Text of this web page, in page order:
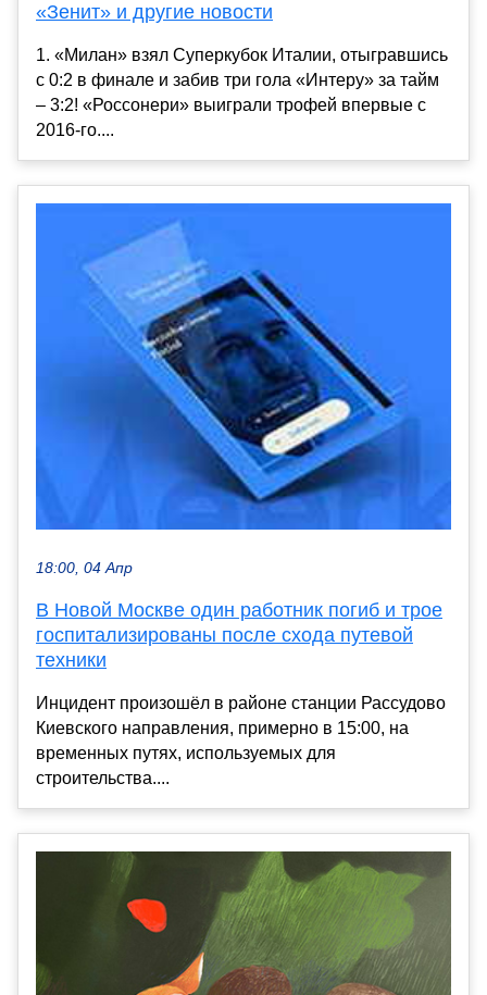
«Зенит» и другие новости
1. «Милан» взял Суперкубок Италии, отыгравшись
с 0:2 в финале и забив три гола «Интеру» за тайм
– 3:2! «Россонери» выиграли трофей впервые с
2016-го....
18:00, 04 Апр
В Новой Москве один работник погиб и трое
госпитализированы после схода путевой
техники
Инцидент произошёл в районе станции Рассудово
Киевского направления, примерно в 15:00, на
временных путях, используемых для
строительства....